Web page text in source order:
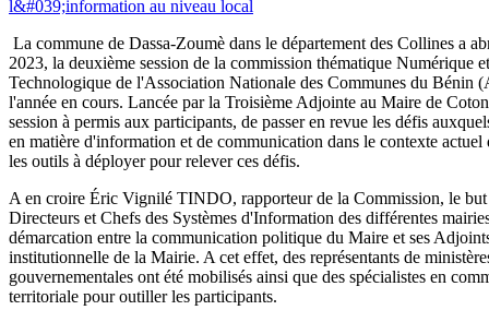
La commune de Dassa-Zoumè dans le département des Collines a
2023, la deuxième session de la commission thématique Numérique
Technologique de l'Association Nationale des Communes du Bénin
l'année en cours. Lancée par la Troisième Adjointe au Maire de
session à permis aux participants, de passer en revue les défis
en matière d'information et de communication dans le contexte
les outils à déployer pour relever ces défis.
A en croire Éric Vignilé TINDO, rapporteur de la Commission, le but
Directeurs et Chefs des Systèmes d'Information des différentes
démarcation entre la communication politique du Maire et ses
institutionnelle de la Mairie. A cet effet, des représentants de
gouvernementales ont été mobilisés ainsi que des spécialistes en
territoriale pour outiller les participants.